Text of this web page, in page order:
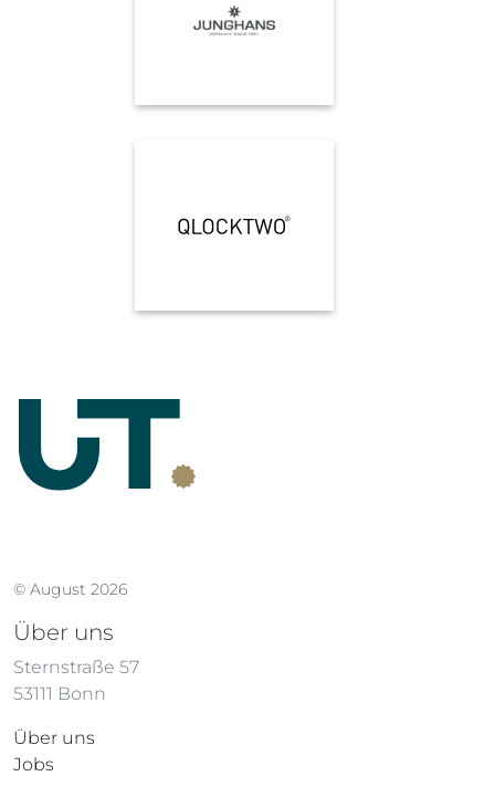
© August 2026
Über uns
Sternstraße 57
53111 Bonn
Über uns
Jobs